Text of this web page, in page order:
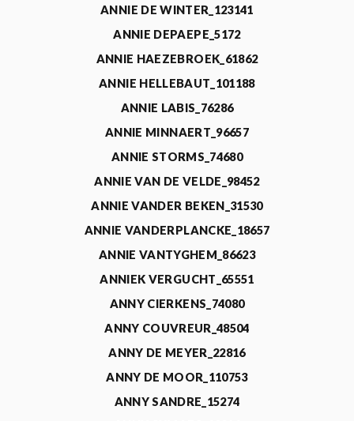
ANNIE DE WINTER_123141
ANNIE DEPAEPE_5172
ANNIE HAEZEBROEK_61862
ANNIE HELLEBAUT_101188
ANNIE LABIS_76286
ANNIE MINNAERT_96657
ANNIE STORMS_74680
ANNIE VAN DE VELDE_98452
ANNIE VANDER BEKEN_31530
ANNIE VANDERPLANCKE_18657
ANNIE VANTYGHEM_86623
ANNIEK VERGUCHT_65551
ANNY CIERKENS_74080
ANNY COUVREUR_48504
ANNY DE MEYER_22816
ANNY DE MOOR_110753
ANNY SANDRE_15274